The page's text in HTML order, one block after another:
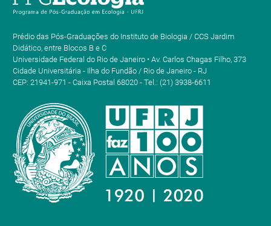
Prédio das Pós-Graduações do Instituto de Biologia / CCS Jardim
Didático, entre Blocos B e C
Universidade Federal do Rio de Janeiro • Av. Carlos Chagas Filho, 373
Cidade Universitária - Ilha do Fundão / Rio de Janeiro - RJ
CEP: 21941-971 - Caixa Postal 68020 - Tel.: (21) 3938-6611